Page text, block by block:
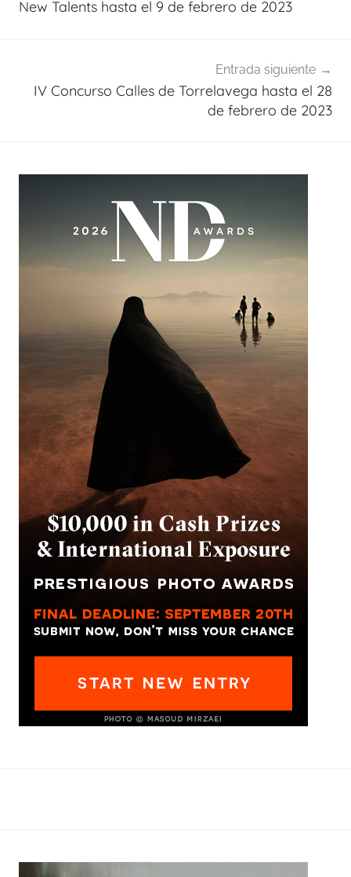
New Talents hasta el 9 de febrero de 2023
Entrada siguiente
IV Concurso Calles de Torrelavega hasta el 28
de febrero de 2023